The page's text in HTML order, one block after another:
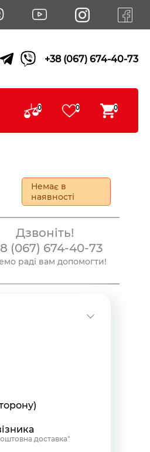
+38 (067) 674-40-73
0 0 0
Немає в
наявності
Дзвоніть!
(067) 674-40-73
раді вам допомогти!
доставка"